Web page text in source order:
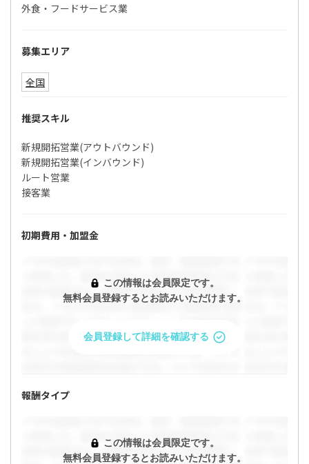
集！飲食店向けのweb注文サービス！」の条件
問い合わせると企業があなたのプロフィールを閲覧すること
プロフィールを確認・編集して問い合わせ
キャンセル
外食・フードサービス業
募集エリア
全国
推奨スキル
新規開拓営業(アウトバウンド)
新規開拓営業(インバウンド)
ルート営業
接客業
初期費用・加盟金
この情報は会員限定です。
無料会員登録するとお読みいただけます。
会員登録して詳細を確認する
報酬タイプ
この情報は会員限定です。
無料会員登録するとお読みいただけます。